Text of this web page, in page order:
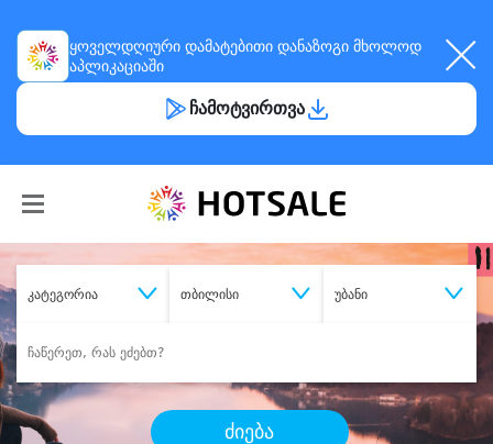
ყოველდღიური დამატებითი დანაზოგი მხოლოდ
აპლიკაციაში
ჩამოტვირთვა
კატეგორია თბილისი უბანი
ძიება